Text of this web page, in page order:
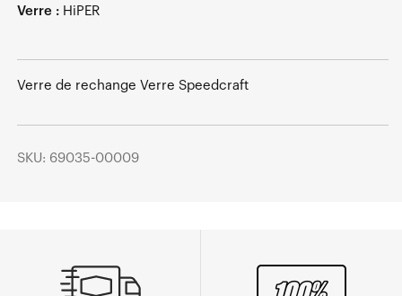
Verre : HiPER
Verre de rechange Verre Speedcraft
SKU: 69035-00009